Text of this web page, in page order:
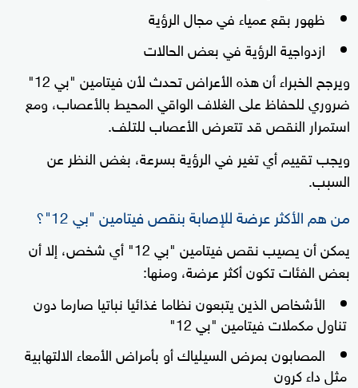
ظهور بقع عمياء في مجال الرؤية
ازدواجية الرؤية في بعض الحالات
ويرجح الخبراء أن هذه الأعراض تحدث لأن فيتامين "بي 12"
ضروري للحفاظ على الغلاف الواقي المحيط بالأعصاب، ومع
استمرار النقص قد تتعرض الأعصاب للتلف.
ويجب تقييم أي تغير في الرؤية بسرعة، بغض النظر عن
السبب.
من هم الأكثر عرضة للإصابة بنقص فيتامين "بي 12"؟
يمكن أن يصيب نقص فيتامين "بي 12" أي شخص، إلا أن
بعض الفئات تكون أكثر عرضة، ومنها:
الأشخاص الذين يتبعون نظاما غذائيا نباتيا صارما دون
تناول مكملات فيتامين "بي 12"
المصابون بمرض السيلياك أو بأمراض الأمعاء الالتهابية
مثل داء كرون